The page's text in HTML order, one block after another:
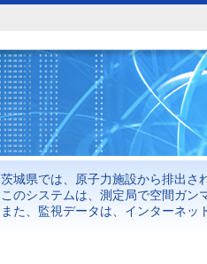
茨城県では、原子力施設から排出さ
このシステムは、測定局で空間ガン
また、監視データは、インターネッ